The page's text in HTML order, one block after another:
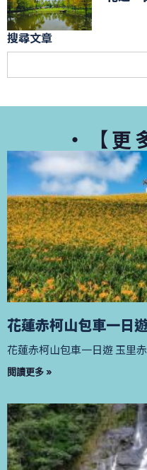
搜尋文章
・【更
花蓮赤柯山包車一日
花蓮赤柯山包車一日遊 玉里
閱讀更多 »